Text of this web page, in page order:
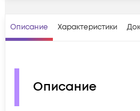
Описание Характеристики
Описание